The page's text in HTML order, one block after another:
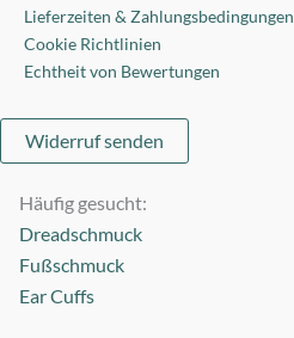
Lieferzeiten & Zahlungsbedingungen
Cookie Richtlinien
Echtheit von Bewertungen
Widerruf senden
Häufig gesucht:
Dreadschmuck
Fußschmuck
Ear Cuffs